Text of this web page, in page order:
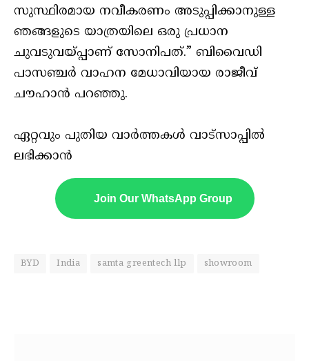
സുസ്ഥിരമായ നവീകരണം അടുപ്പിക്കാനുള്ള
ഞങ്ങളുടെ യാത്രയിലെ ഒരു പ്രധാന
ചുവടുവയ്പ്പാണ് സോനിപത്.” ബിവൈഡി
പാസഞ്ചർ വാഹന മേധാവിയായ രാജീവ്
ചൗഹാൻ പറഞ്ഞു.
ഏറ്റവും പുതിയ വാർത്തകൾ വാട്സാപ്പിൽ
ലഭിക്കാൻ
Join Our WhatsApp Group
BYD India samta greentech llp showroom